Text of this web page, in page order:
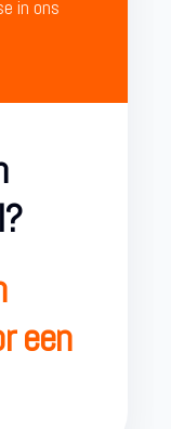
in ons
een